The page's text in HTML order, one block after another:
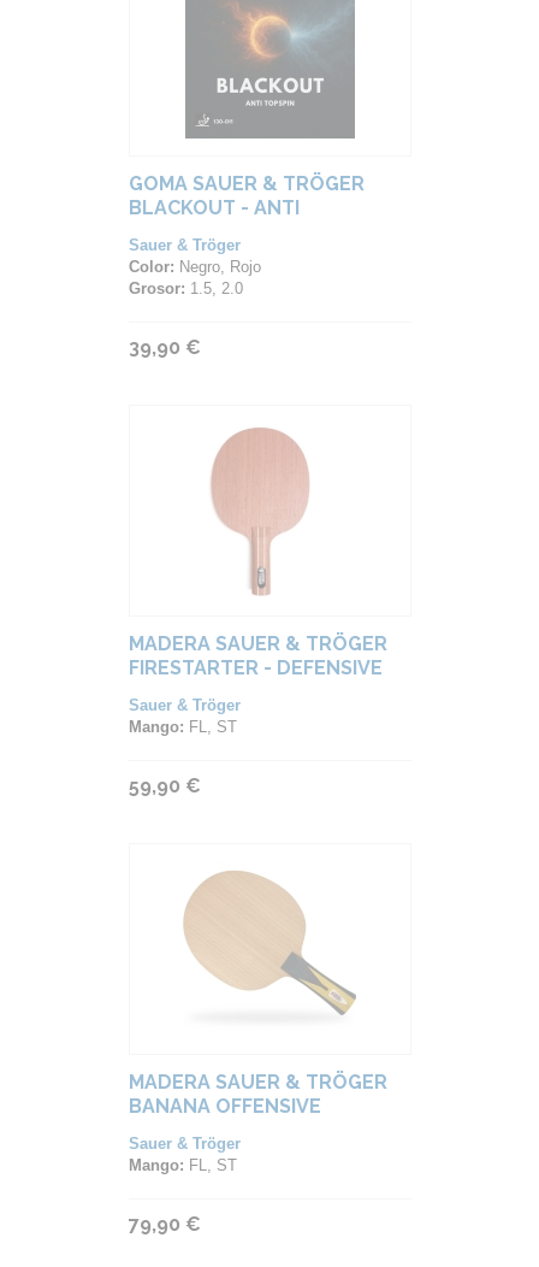
GOMA SAUER & TRÖGER
BLACKOUT - ANTI
Sauer & Tröger
Color: Negro, Rojo
Grosor: 1.5, 2.0
39,90 €
MADERA SAUER & TRÖGER
FIRESTARTER - DEFENSIVE
Sauer & Tröger
Mango: FL, ST
59,90 €
MADERA SAUER & TRÖGER
BANANA OFFENSIVE
Sauer & Tröger
Mango: FL, ST
79,90 €